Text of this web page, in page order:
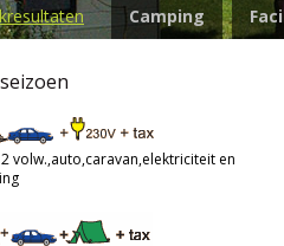
Camping
volw.,auto,caravan,elektriciteit en